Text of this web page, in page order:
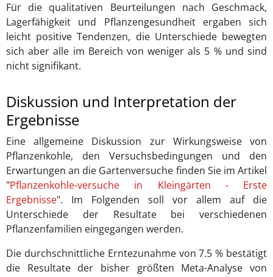
Für die qualitativen Beurteilungen nach Geschmack,
Lagerfähigkeit und Pflanzengesundheit ergaben sich
leicht positive Tendenzen, die Unterschiede bewegten
sich aber alle im Bereich von weniger als 5 % und sind
nicht signifikant.
Diskussion und Interpretation der
Ergebnisse
Eine allgemeine Diskussion zur Wirkungsweise von
Pflanzenkohle, den Versuchsbedingungen und den
Erwartungen an die Gartenversuche finden Sie im Artikel
"Pflanzenkohle-versuche in Kleingärten - Erste
Ergebnisse". Im Folgenden soll vor allem auf die
Unterschiede der Resultate bei verschiedenen
Pflanzenfamilien eingegangen werden.
Die durchschnittliche Erntezunahme von 7.5 % bestätigt
die Resultate der bisher größten Meta-Analyse von